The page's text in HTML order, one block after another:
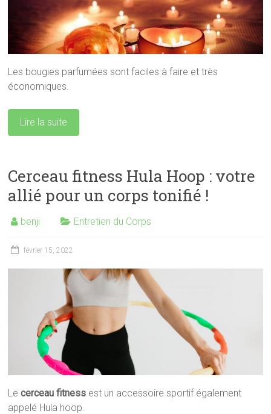
Les bougies parfumées sont faciles à faire et très
économiques.
Lire la suite
Cerceau fitness Hula Hoop : votre
allié pour un corps tonifié !
benji Entretien du Corps
février 15, 2022
Lecerceau fitness est un accessoire sportif également
appelé Hula hoop.